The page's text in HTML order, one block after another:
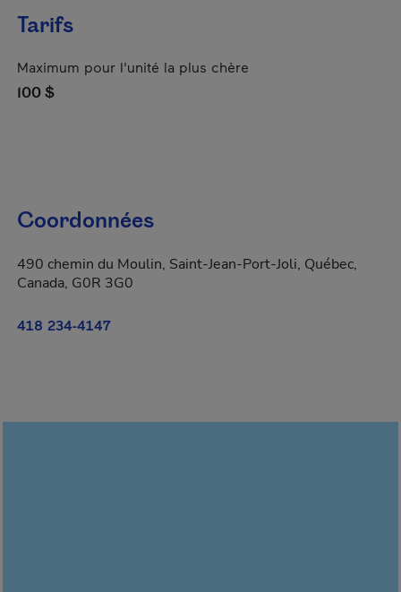
Tarifs
Maximum pour l'unité la plus chère
100 $
Coordonnées
490 chemin du Moulin, Saint-Jean-Port-Joli, Québec,
Canada, G0R 3G0
418 234-4147